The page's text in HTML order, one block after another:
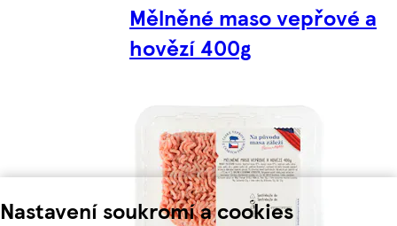
Nastavení soukromí a cookies
Mělněné maso vepřové a
hovězí 400g